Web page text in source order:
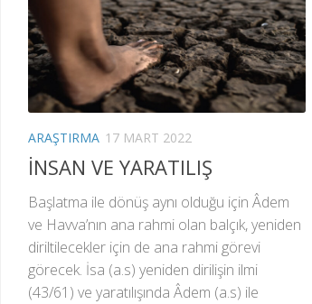
ARAŞTIRMA 17 MART 2022
İNSAN VE YARATILIŞ
Başlatma ile dönüş aynı olduğu için Âdem
ve Havva’nın ana rahmi olan balçık, yeniden
diriltilecekler için de ana rahmi görevi
görecek. İsa (a.s) yeniden dirilişin ilmi
(43/61) ve yaratılışında Âdem (a.s) ile